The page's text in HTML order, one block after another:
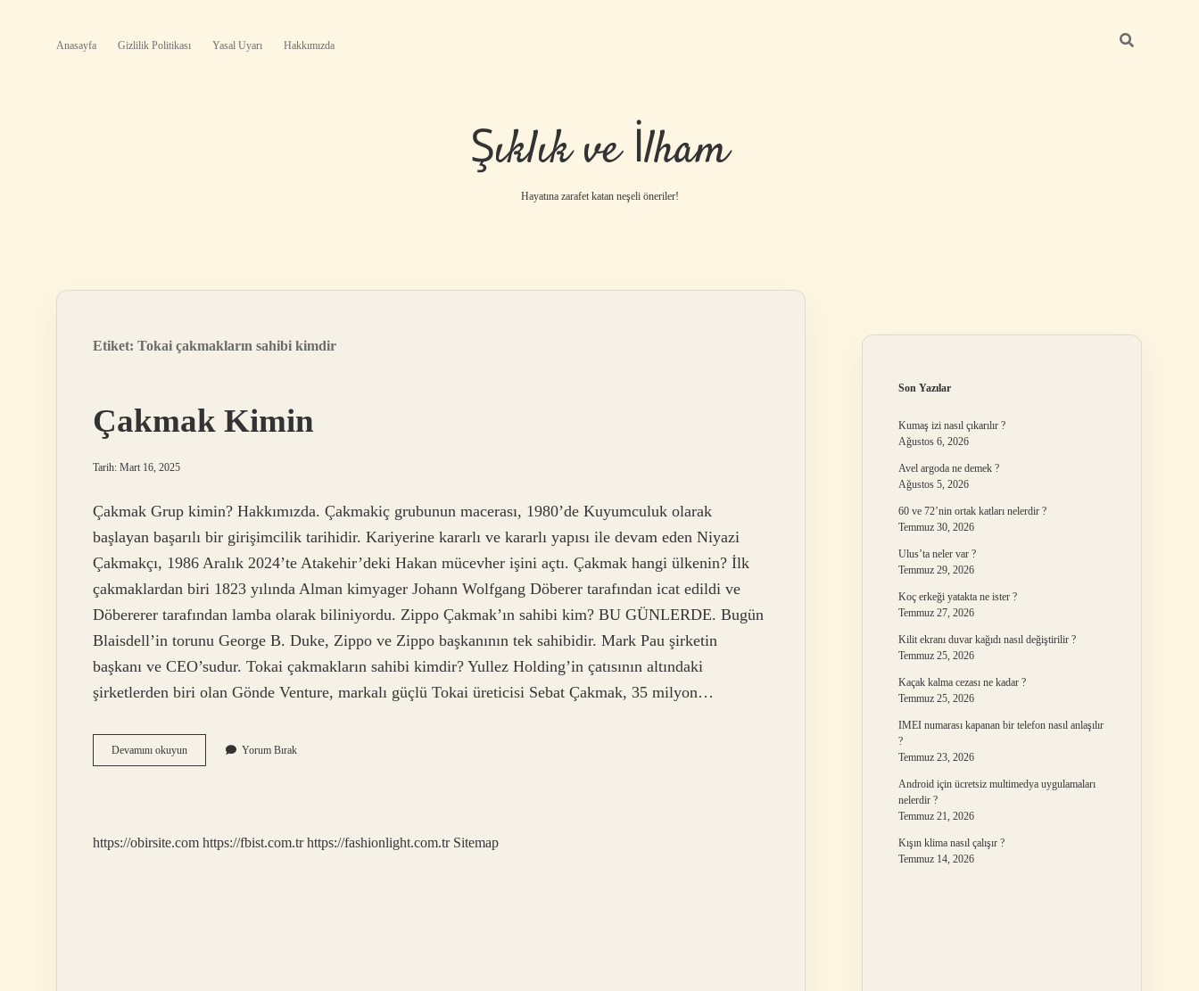
Anasayfa Gizlilik Politikası Yasal Uyarı Hakkımızda
Şıklık ve İlham
Hayatına zarafet katan neşeli öneriler!
Etiket: Tokai çakmakların sahibi kimdir
Çakmak Kimin
Tarih: Mart 16, 2025
Çakmak Grup kimin? Hakkımızda. Çakmakiç grubunun macerası, 1980’de Kuyumculuk olarak
başlayan başarılı bir girişimcilik tarihidir. Kariyerine kararlı ve kararlı yapısı ile devam eden Niyazi
Çakmakçı, 1986 Aralık 2024’te Atakehir’deki Hakan mücevher işini açtı. Çakmak hangi ülkenin? İlk
çakmaklardan biri 1823 yılında Alman kimyager Johann Wolfgang Döberer tarafından icat edildi ve
Döbererer tarafından lamba olarak biliniyordu. Zippo Çakmak’ın sahibi kim? BU GÜNLERDE. Bugün
Blaisdell’in torunu George B. Duke, Zippo ve Zippo başkanının tek sahibidir. Mark Pau şirketin
başkanı ve CEO’sudur. Tokai çakmakların sahibi kimdir? Yullez Holding’in çatısının altındaki
şirketlerden biri olan Gönde Venture, markalı güçlü Tokai üreticisi Sebat Çakmak, 35 milyon…
Devamını okuyunÇakmak
Kimin
Yorum Bırak
https://obirsite.com https://fbist.com.tr https://fashionlight.com.tr Sitemap
Son Yazılar
Kumaş izi nasıl çıkarılır ?
Ağustos 6, 2026
Avel argoda ne demek ?
Ağustos 5, 2026
60 ve 72’nin ortak katları nelerdir ?
Temmuz 30, 2026
Ulus’ta neler var ?
Temmuz 29, 2026
Koç erkeği yatakta ne ister ?
Temmuz 27, 2026
Kilit ekranı duvar kağıdı nasıl değiştirilir ?
Temmuz 25, 2026
Kaçak kalma cezası ne kadar ?
Temmuz 25, 2026
IMEI numarası kapanan bir telefon nasıl anlaşılır
?
Temmuz 23, 2026
Android için ücretsiz multimedya uygulamaları
nelerdir ?
Temmuz 21, 2026
Kışın klima nasıl çalışır ?
Temmuz 14, 2026